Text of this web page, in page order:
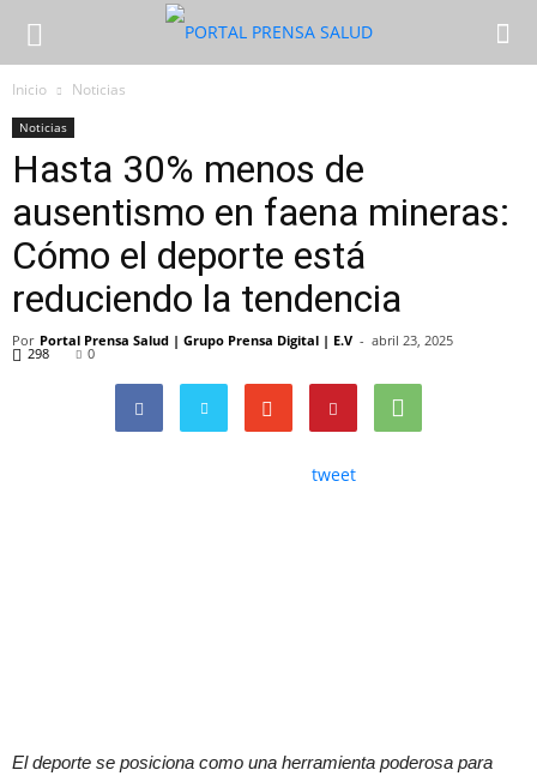
Inicio Noticias
Noticias
Hasta 30% menos de
ausentismo en faena mineras:
Cómo el deporte está
reduciendo la tendencia
Por Portal Prensa Salud | Grupo Prensa Digital | E.V - abril 23, 2025
298 0
tweet
El deporte se posiciona como una herramienta poderosa para